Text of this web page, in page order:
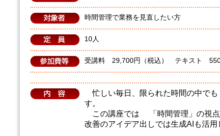
時間管理で業務を見直したい方
10人
受講料 29,700円（税込） テキスト 550
忙しい毎日、限られた時間の中で
す。
この講座では 「時間管理」の視点
改善のアイデア出しでは生成AIも活用